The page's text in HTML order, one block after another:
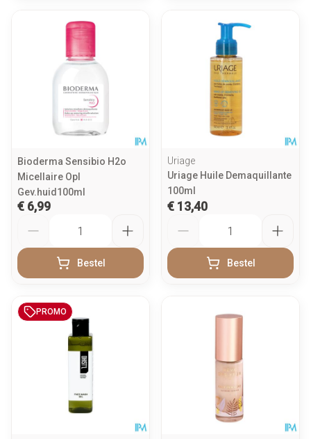
Bioderma Sensibio H2o
Micellaire Opl
Gev.huid100ml
€ 6,99
Bestel
Uriage
Uriage Huile Demaquillante
100ml
€ 13,40
Bestel
PROMO